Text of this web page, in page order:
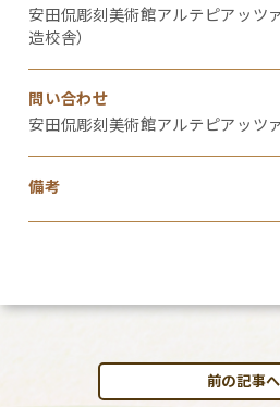
安田侃彫刻美術館アルテピアッ
造校舎）
問い合わせ
安田侃彫刻美術館アルテピアッツ
備考
前の記事へ